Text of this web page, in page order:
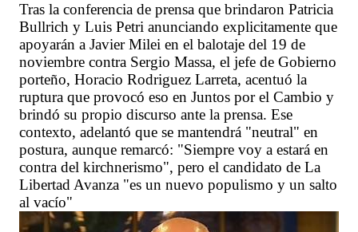
Tras la conferencia de prensa que brindaron Patricia
Bullrich y Luis Petri anunciando explicitamente que
apoyarán a Javier Milei en el balotaje del 19 de
noviembre contra Sergio Massa, el jefe de Gobierno
porteño, Horacio Rodriguez Larreta, acentuó la
ruptura que provocó eso en Juntos por el Cambio y
brindó su propio discurso ante la prensa. Ese
contexto, adelantó que se mantendrá "neutral" en
postura, aunque remarcó: "Siempre voy a estará en
contra del kirchnerismo", pero el candidato de La
Libertad Avanza "es un nuevo populismo y un salto
al vacío"